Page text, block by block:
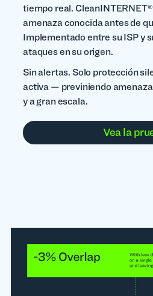
tiempo real.
amenaza conocida antes de
Implementado entre su ISP y
ataques en su origen.
Sin alertas. Solo protección
activa — previniendo
y a gran escala.
Vea la